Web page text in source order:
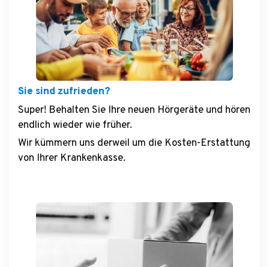
Sie sind zufrieden?
Super! Behalten Sie Ihre neuen Hörgeräte und hören
endlich wieder wie früher.
Wir kümmern uns derweil um die Kosten-Erstattung
von Ihrer Krankenkasse.